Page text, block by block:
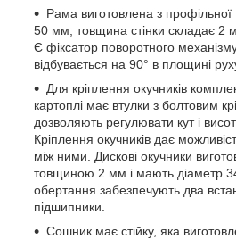
Рама виготовлена з
50 мм, товщина стінки складає 2
Є фіксатор поворотного
відбувається на 90° в площині
Для кріплення окучників
картоплі має втулки з болтовим
дозволяють регулювати кут і
Кріплення окучників дає
між ними. Дискові окучники
товщиною 2 мм і мають діаметр
обертання забезпечують два
підшипники.
Сошник має стійку, яка